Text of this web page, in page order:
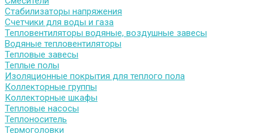
Стабилизаторы напряжения
Счетчики для воды и газа
Тепловентиляторы водяные, воздушные завесы
Водяные тепловентиляторы
Тепловые завесы
Теплые полы
Изоляционные покрытия для теплого пола
Коллекторные группы
Коллекторные шкафы
Тепловые насосы
Теплоноситель
Термоголовки